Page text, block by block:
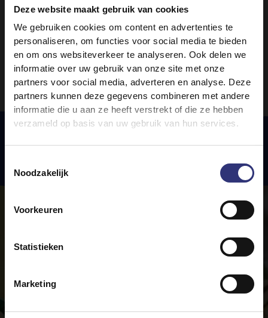
Deze website maakt gebruik van cookies
We gebruiken cookies om content en advertenties te
personaliseren, om functies voor social media te bieden
en om ons websiteverkeer te analyseren. Ook delen we
informatie over uw gebruik van onze site met onze
partners voor social media, adverteren en analyse. Deze
partners kunnen deze gegevens combineren met andere
informatie die u aan ze heeft verstrekt of die ze hebben
verzameld op basis van uw gebruik van hun services.
Noodzakelijk
Voorkeuren
Statistieken
Marketing
31 - 60 minuten
Gemiddeld
Gemiddeld